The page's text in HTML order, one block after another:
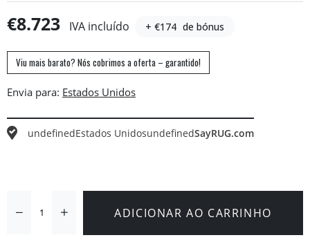
€8.723 IVA incluído + €174 de bónus
Viu mais barato? Nós cobrimos a oferta – garantido!
Envia para:
undefinedEstados UnidosundefinedSayRUG.com
ADICIONAR AO CARRINHO